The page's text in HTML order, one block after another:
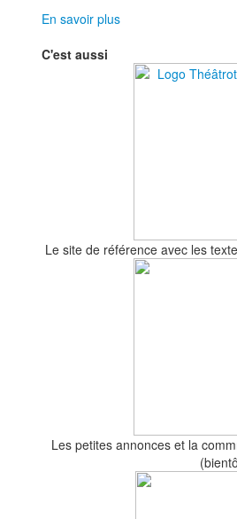
En savoir plus
C'est aussi
Le site de référence avec les
Les petites annonces et la